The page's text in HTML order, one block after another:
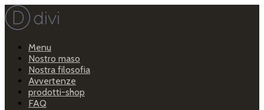
Menu
Nostro maso
Nostra filosofia
Avvertenze
prodotti-shop
FAQ